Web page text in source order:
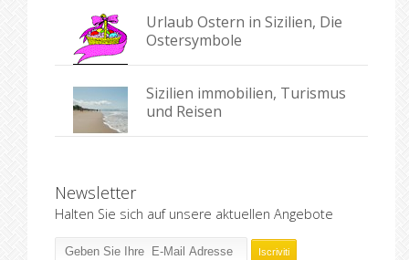
Urlaub Ostern in Sizilien, Die
Ostersymbole
Sizilien immobilien, Turismus
und Reisen
Newsletter
Halten Sie sich auf unsere aktuellen Angebote